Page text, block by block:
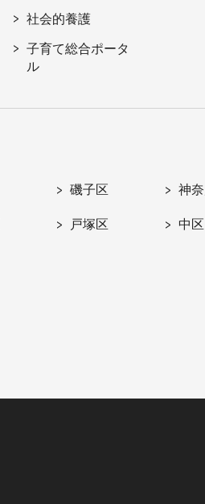
社会的養護
子育て総合ポータ
ル
磯子区 神
戸塚区 中区